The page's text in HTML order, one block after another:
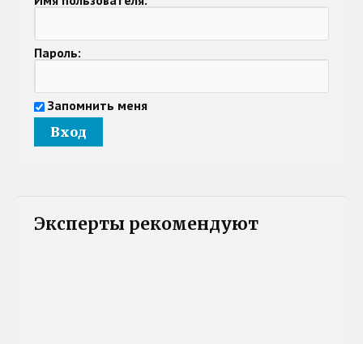
Пароль:
Запомнить меня
Эксперты рекомендуют